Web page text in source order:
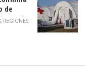
de
, REGIONES,